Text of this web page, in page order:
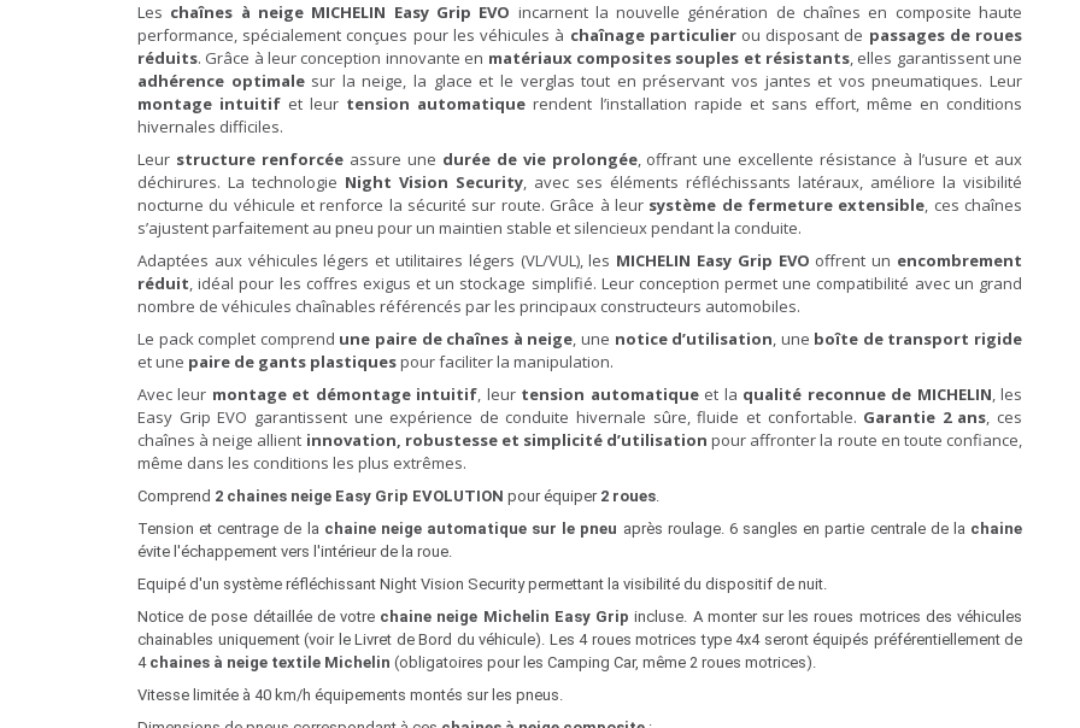
Les chaînes à neige MICHELIN Easy Grip EVO incarnent la nouvelle génération de chaînes en composite haute
performance, spécialement conçues pour les véhicules à chaînage particulierou disposant de passages de roues
réduits. Grâce à leur conception innovante en matériaux composites souples et résistants, elles garantissent une
adhérence optimalesur la neige, la glace et le verglas tout en préservant vos jantes et vos pneumatiques. Leur
montage intuitif et leur tension automatique rendent l’installation rapide et sans effort, même en conditions
hivernales difficiles.
Leur structure renforcéeassure une durée de vie prolongée, offrant une excellente résistance à l’usure et aux
déchirures. La technologie Night Vision Security, avec ses éléments réfléchissants latéraux, améliore la visibilité
nocturne du véhicule et renforce la sécurité sur route. Grâce à leur système de fermeture extensible, ces chaînes
s’ajustent parfaitement au pneu pour un maintien stable et silencieux pendant la conduite.
Adaptées aux véhicules légers et utilitaires légers (VL/VUL), les MICHELIN Easy Grip EVO offrent un encombrement
réduit, idéal pour les coffres exigus et un stockage simplifié. Leur conception permet une compatibilité avec un grand
nombre de véhicules chaînables référencés par les principaux constructeurs automobiles.
Le pack complet comprend une paire de chaînes à neige, une notice d’utilisation, une boîte de transport rigide
et une paire de gants plastiquespour faciliter la manipulation.
Avec leur montage et démontage intuitif, leur tension automatiqueet la qualité reconnue de MICHELIN, les
Easy Grip EVO garantissent une expérience de conduite hivernale sûre, fluide et confortable. Garantie 2 ans, ces
chaînes à neige allient innovation, robustesse et simplicité d’utilisation pour affronter la route en toute confiance,
même dans les conditions les plus extrêmes.
Comprend 2 chaines neige Easy Grip EVOLUTION pour équiper 2 roues.
Tension et centrage de la chaine neige automatique sur le pneu après roulage. 6 sangles en partie centrale de la chaine
évite l'échappement vers l'intérieur de la roue.
Equipé d'un système réfléchissant Night Vision Security permettant la visibilité du dispositif de nuit.
Notice de pose détaillée de votre chaine neige Michelin Easy Grip incluse. A monter sur les roues motrices des véhicules
chainables uniquement (voir le Livret de Bord du véhicule). Les 4 roues motrices type 4x4 seront équipés préférentiellement de
4 chaines à neige textile Michelin (obligatoires pour les Camping Car, même 2 roues motrices).
Vitesse limitée à 40 km/h équipements montés sur les pneus.